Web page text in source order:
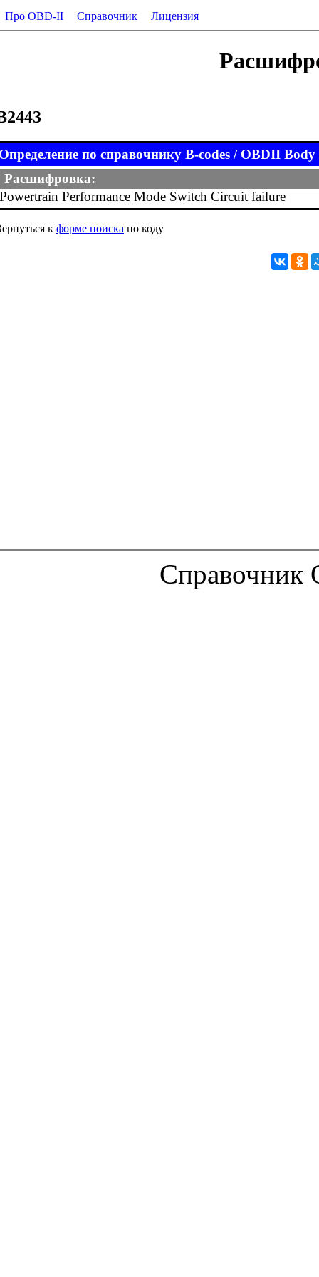
Про OBD-II Справочник Лицензия
по справочнику B-codes / OBDII Body
Расшифровка:
Powertrain Performance Mode Switch Circuit failure
к форме поиска по коду
Справочник